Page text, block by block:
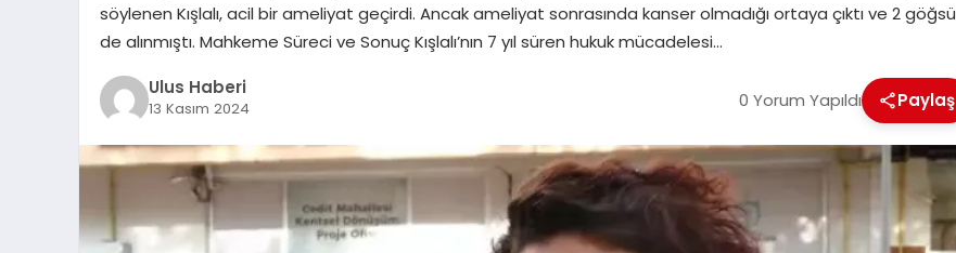
söylenen Kışlalı, acil bir ameliyat geçirdi. Ancak ameliyat sonrasında kanser olmadığı ortaya çıktı ve 2 göğsü
de alınmıştı. Mahkeme Süreci ve Sonuç Kışlalı’nın 7 yıl süren hukuk mücadelesi…
Ulus Haberi
13 Kasım 2024 0 Yorum Yapıldı Paylaş